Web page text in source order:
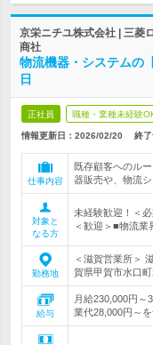
京栄ニチユ株式会社 | 三菱
商社
物流機器・システム
日
正社員 職種・業種未経験
情報更新日：2026/02/20 終了
仕事内容
既存顧客へのル
器販売や、物流
対象と
なる方
未経験歓迎！＜
＜歓迎＞■物流業
勤務地
＜滋賀営業所＞
賀県甲賀市水口
給与
月給230,000円
業代28,000円～